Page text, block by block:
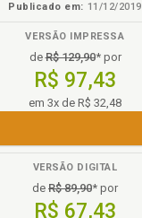
Publicado em: 11/12/2019
VERSÃO IMPRESSA
deR$ 129,90* por
R$ 97,43
em 3x de R$ 32,48
VERSÃO DIGITAL
de R$ 89,90* por
R$ 67,43